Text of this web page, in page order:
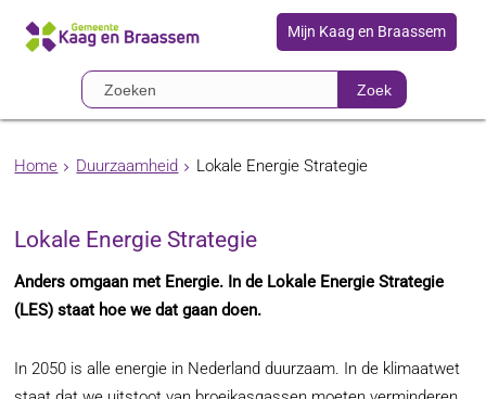
Mijn Kaag en Braassem
Zoek
Home Duurzaamheid Lokale Energie Strategie
Lokale Energie Strategie
Anders omgaan met Energie. In de Lokale Energie Strategie
(LES) staat hoe we dat gaan doen.
In 2050 is alle energie in Nederland duurzaam. In de klimaatwet